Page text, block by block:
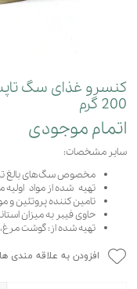
کنسرو غذای سگ
200 گرم
اتمام موجودی
سایر مشخصات:
مخصوص سگ‌های بالغ
تهیه شده از مواد
تامین کننده پروتئین و
حاوی فیبر به میزان
تهیه شده از: گوشت
افزودن به علاقه مندی ها